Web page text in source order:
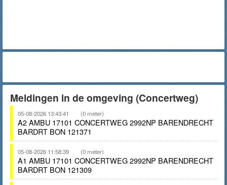
Meldingen in de omgeving (Concertweg)
05-08-2026 13:43:41 (0 meter)
A2 AMBU 17101 CONCERTWEG 2992NP BARENDRECHT
BARDRT BON 121371
05-08-2026 11:58:39 (0 meter)
A1 AMBU 17101 CONCERTWEG 2992NP BARENDRECHT
BARDRT BON 121309